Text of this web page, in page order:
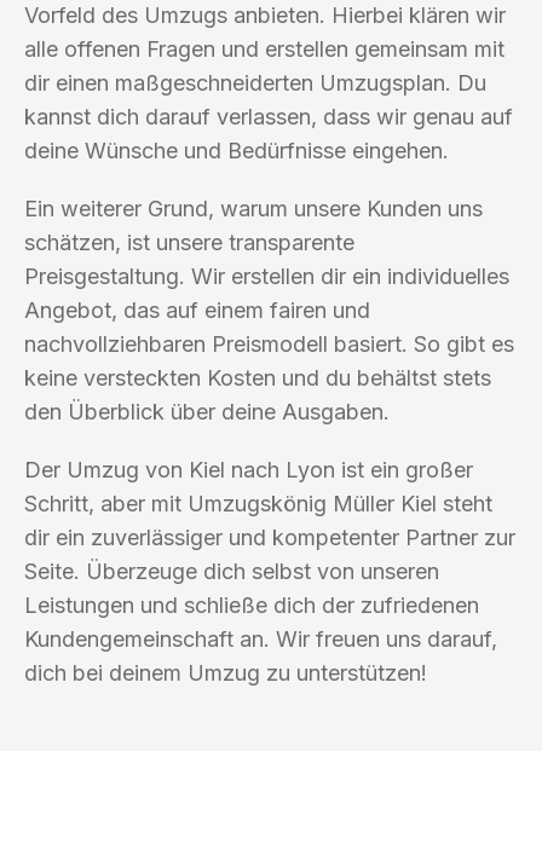
Vorfeld des Umzugs anbieten. Hierbei klären wir
alle offenen Fragen und erstellen gemeinsam mit
dir einen maßgeschneiderten Umzugsplan. Du
kannst dich darauf verlassen, dass wir genau auf
deine Wünsche und Bedürfnisse eingehen.
Ein weiterer Grund, warum unsere Kunden uns
schätzen, ist unsere transparente
Preisgestaltung. Wir erstellen dir ein individuelles
Angebot, das auf einem fairen und
nachvollziehbaren Preismodell basiert. So gibt es
keine versteckten Kosten und du behältst stets
den Überblick über deine Ausgaben.
Der Umzug von Kiel nach Lyon ist ein großer
Schritt, aber mit Umzugskönig Müller Kiel steht
dir ein zuverlässiger und kompetenter Partner zur
Seite. Überzeuge dich selbst von unseren
Leistungen und schließe dich der zufriedenen
Kundengemeinschaft an. Wir freuen uns darauf,
dich bei deinem Umzug zu unterstützen!